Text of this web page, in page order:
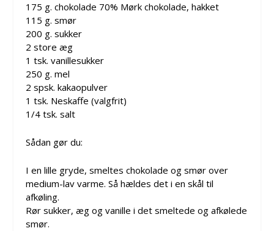
175 g. chokolade 70% Mørk chokolade, hakket
115 g. smør
200 g. sukker
2 store æg
1 tsk. vanillesukker
250 g. mel
2 spsk. kakaopulver
1 tsk. Neskaffe (valgfrit)
1/4 tsk. salt
Sådan gør du:
I en lille gryde, smeltes chokolade og smør over
medium-lav varme. Så hældes det i en skål til
afkøling.
Rør sukker, æg og vanille i det smeltede og afkølede
smør.